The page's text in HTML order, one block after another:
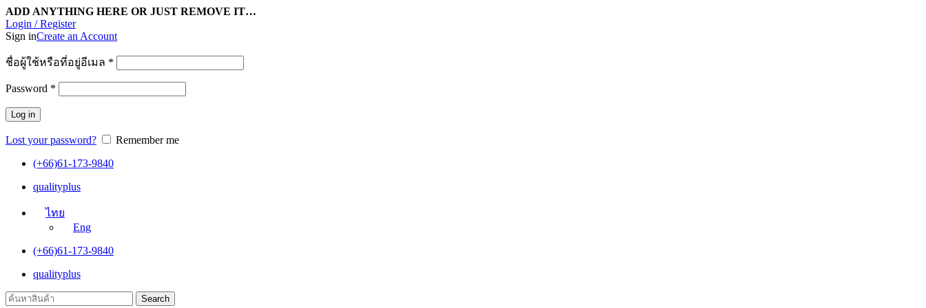
ADD ANYTHING HERE OR JUST REMOVE IT…
Login / Register
Sign inCreate an Account
ชื่อผู้ใช้หรือที่อยู่อีเมล *
Password *
Log in
Lost your password?
Remember me
(+66)61-173-9840
qualityplus
ไทย
Eng
(+66)61-173-9840
qualityplus
Search